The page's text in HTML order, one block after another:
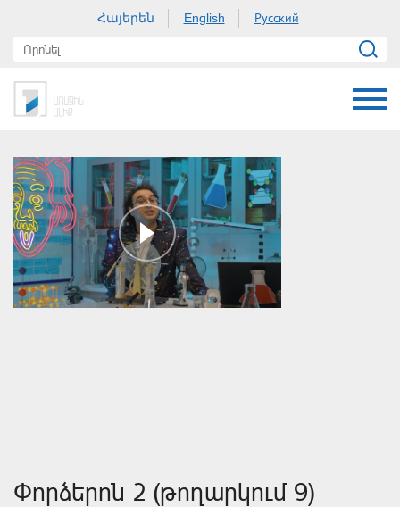
Հայերեն English Русский
Փորձերոն 2 (թողարկում 9)